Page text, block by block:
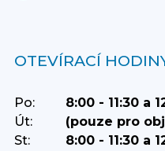
OTEVÍRACÍ
Po:
8:00 - 11:30 a
Út:
(pouze pro
St:
8:00 - 11:30 a